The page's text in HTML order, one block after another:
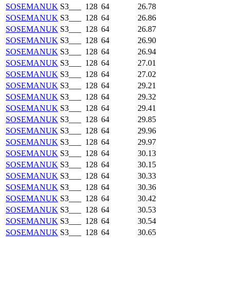
SOSEMANUK S3___ 128 64
26.78
SOSEMANUK S3___ 128 64
26.86
SOSEMANUK S3___ 128 64
26.87
SOSEMANUK S3___ 128 64
26.90
SOSEMANUK S3___ 128 64
26.94
SOSEMANUK S3___ 128 64
27.01
SOSEMANUK S3___ 128 64
27.02
SOSEMANUK S3___ 128 64
29.21
SOSEMANUK S3___ 128 64
29.32
SOSEMANUK S3___ 128 64
29.41
SOSEMANUK S3___ 128 64
29.85
SOSEMANUK S3___ 128 64
29.96
SOSEMANUK S3___ 128 64
29.97
SOSEMANUK S3___ 128 64
30.13
SOSEMANUK S3___ 128 64
30.15
SOSEMANUK S3___ 128 64
30.33
SOSEMANUK S3___ 128 64
30.36
SOSEMANUK S3___ 128 64
30.42
SOSEMANUK S3___ 128 64
30.53
SOSEMANUK S3___ 128 64
30.54
SOSEMANUK S3___ 128 64 30.65